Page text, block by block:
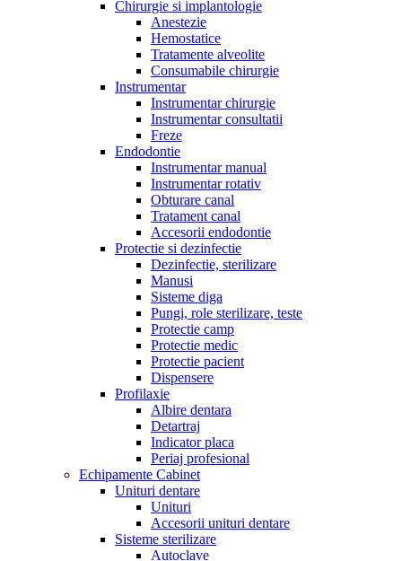
Chirurgie si implantologie
Anestezie
Hemostatice
Tratamente alveolite
Consumabile chirurgie
Instrumentar
Instrumentar chirurgie
Instrumentar consultatii
Freze
Endodontie
Instrumentar manual
Instrumentar rotativ
Obturare canal
Tratament canal
Accesorii endodontie
Protectie si dezinfectie
Dezinfectie, sterilizare
Manusi
Sisteme diga
Pungi, role sterilizare, teste
Protectie camp
Protectie medic
Protectie pacient
Dispensere
Profilaxie
Albire dentara
Detartraj
Indicator placa
Periaj profesional
Echipamente Cabinet
Unituri dentare
Unituri
Accesorii unituri dentare
Sisteme sterilizare
Autoclave